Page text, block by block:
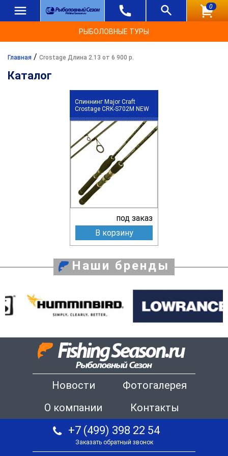
0
РЫБОЛОВНЫЕ ТУРЫ
Главная / Crostage Длина 2.13 от 6 900 р.
Каталог
Спиннинг Major Craft
Crostage CRK-S702M NEW
под заказ
В корзину
Наши бренды
Новости
Фотогалерея
О компании
Контакты
+7 (499) 398 22 54
Заказать обратный звонок